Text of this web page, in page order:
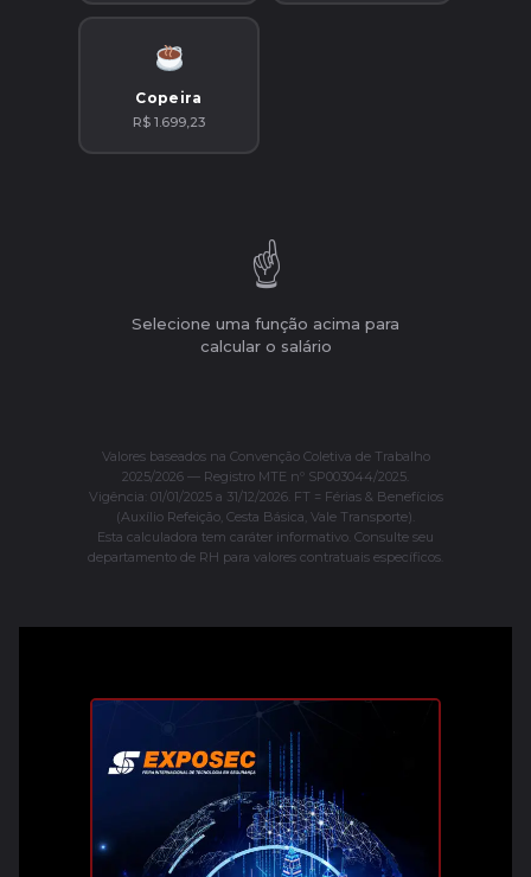
Copeira
R$ 1.699,23
☝️
Selecione uma função acima para
calcular o salário
Valores baseados na Convenção Coletiva de Trabalho
2025/2026 — Registro MTE nº SP003044/2025.
Vigência: 01/01/2025 a 31/12/2026. FT = Férias & Benefícios
(Auxílio Refeição, Cesta Básica, Vale Transporte).
Esta calculadora tem caráter informativo. Consulte seu
departamento de RH para valores contratuais específicos.